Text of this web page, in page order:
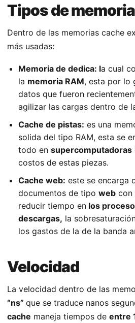
Tipos de
Dentro de las memorias cache
más usadas:
Memoria de dedica: la cual
la memoria RAM, esta por lo
datos que fueron
agilizar las cargas dentro de
Cache de pistas: es una
solida del tipo RAM, esta se
todo en supercomputadoras
costos de estas piezas.
Cache web: este se encarga
documentos de tipo web con
reducir tiempo en los
descargas, la
los gastos de la de la banda
Velocidad
La velocidad dentro de las
“ns” que se traduce nanos
cache maneja tiempos de entre